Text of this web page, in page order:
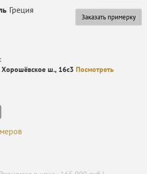
Заказать примерку
Греция
ш., 16с3 Посмотреть